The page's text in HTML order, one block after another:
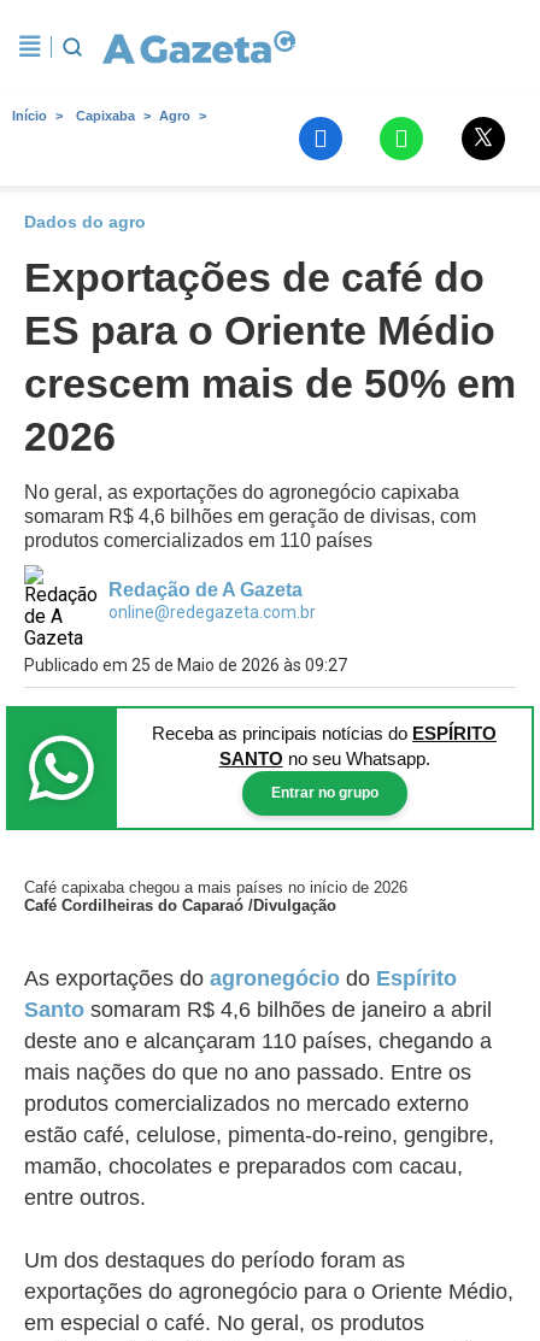
Início Capixaba Agro
Dados do agro
Exportações de café do
ES para o Oriente Médio
crescem mais de 50% em
2026
No geral, as exportações do agronegócio capixaba
somaram R$ 4,6 bilhões em geração de divisas, com
produtos comercializados em 110 países
Redação de A Gazeta
online@redegazeta.com.br
Publicado em 25 de Maio de 2026 às 09:27
Receba as principais notícias do ESPÍRITO
SANTO no seu Whatsapp.
Entrar no grupo
Café capixaba chegou a mais países no início de 2026
Café Cordilheiras do Caparaó /Divulgação
As exportações do agronegócio do Espírito
Santo somaram R$ 4,6 bilhões de janeiro a abril
deste ano e alcançaram 110 países, chegando a
mais nações do que no ano passado. Entre os
produtos comercializados no mercado externo
estão café, celulose, pimenta-do-reino, gengibre,
mamão, chocolates e preparados com cacau,
entre outros.
Um dos destaques do período foram as
exportações do agronegócio para o Oriente Médio,
em especial o café. No geral, os produtos